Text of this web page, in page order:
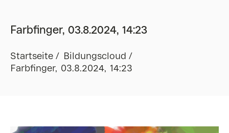
Farbfinger, 03.8.2024, 14:23
Startseite
Bildungscloud
Farbfinger, 03.8.2024, 14:23